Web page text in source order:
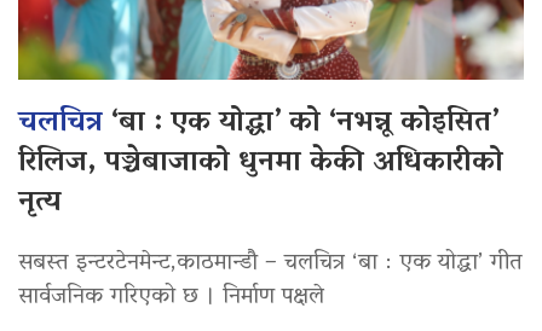
चलचित्र‘बा : एक योद्धा’ को ‘नभन्नू कोइसित’
रिलिज, पञ्चेबाजाको धुनमा केकी अधिकारीको
नृत्य
सबस्त इन्टरटेनमेन्ट,काठमान्डौ – चलचित्र ‘बा : एक योद्धा’ गीत
सार्वजनिक गरिएको छ । निर्माण पक्षले